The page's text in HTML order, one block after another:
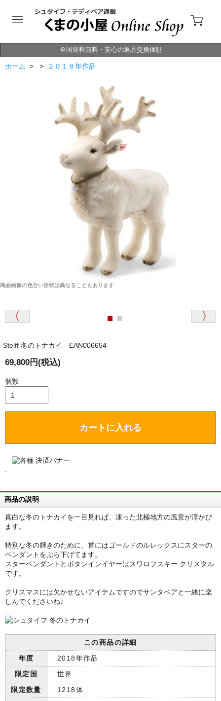
全国送料無料・安心の返品交換保証
ホーム > > ２０１８年作品
商品画像の色合い形状は異なることもあります
Steiff 冬のトナカイ EAN006654
69,800円(税込)
個数
カートに入れる
商品の説明
真白な冬のトナカイを一目見れば、凍った北極地方の風景が浮かび
ます。
特別な冬の輝きのために、首にはゴールドのルレックスにスターの
ペンダントをぶら下げてます。
スターペンダントとボタンインイヤーはスワロフスキー クリスタル
です。
クリスマスには欠かせないアイテムですのでサンタベアと一緒に楽
しんでくださいね♪
この商品の詳細
年度
2018年作品
限定国
世界
限定数量
1218体